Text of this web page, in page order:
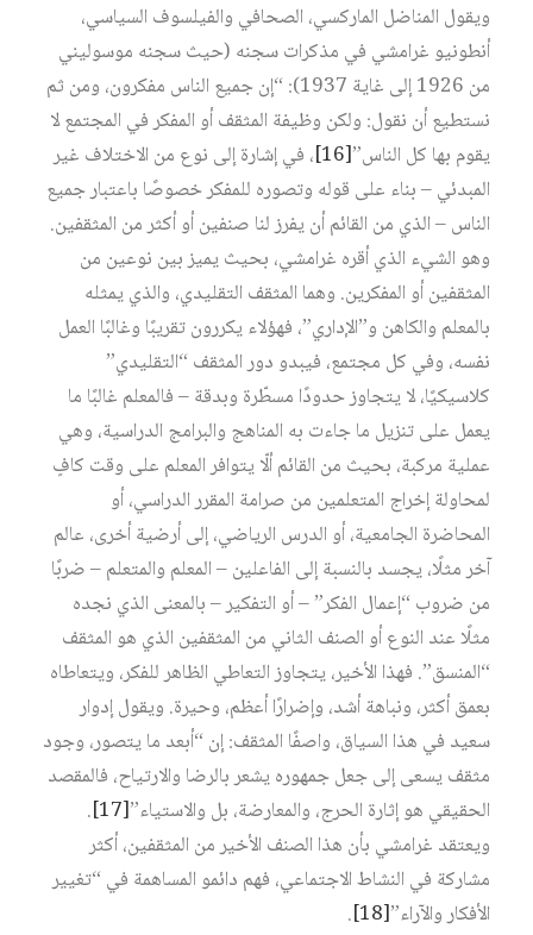
ويقول المناضل الماركسي، الصحافي والفيلسوف السياسي،
أنطونيو غرامشي في مذكرات سجنه (حيث سجنه موسوليني
من 1926 إلى غاية 1937): “إن جميع الناس مفكرون، ومن ثم
نستطيع أن نقول: ولكن وظيفة المثقف أو المفكر في المجتمع لا
يقوم بها كل الناس”[16]
، في إشارة إلى نوع من الاختلاف غير
المبدئي – بناء على قوله وتصوره للمفكر خصوصًا باعتبار جميع
الناس – الذي من القائم أن يفرز لنا صنفين أو أكثر من المثقفين.
وهو الشيء الذي أقره غرامشي، بحيث يميز بين نوعين من
المثقفين أو المفكرين. وهما المثقف التقليدي، والذي يمثله
بالمعلم والكاهن و”الإداري”، فهؤلاء يكررون تقريبًا وغالبًا العمل
نفسه، وفي كل مجتمع، فيبدو دور المثقف “التقليدي”
كلاسيكيًا، لا يتجاوز حدودًا مسطّرة وبدقة – فالمعلم غالبًا ما
يعمل على تنزيل ما جاءت به المناهج والبرامج الدراسية، وهي
عملية مركبة، بحيث من القائم ألّا يتوافر المعلم على وقت كافٍ
لمحاولة إخراج المتعلمين من صرامة المقرر الدراسي، أو
المحاضرة الجامعية، أو الدرس الرياضي، إلى أرضية أخرى، عالم
آخر مثلًا، يجسد بالنسبة إلى الفاعلين – المعلم والمتعلم – ضربًا
من ضروب “إعمال الفكر” – أو التفكير – بالمعنى الذي نجده
مثلًا عند النوع أو الصنف الثاني من المثقفين الذي هو المثقف
“المنسق”. فهذا الأخير، يتجاوز التعاطي الظاهر للفكر، ويتعاطاه
بعمق أكثر، ونباهة أشد، وإضرارًا أعظم، وحيرة. ويقول إدوار
سعيد في هذا السياق، واصفًا المثقف: إن “أبعد ما يتصور، وجود
مثقف يسعى إلى جعل جمهوره يشعر بالرضا والارتياح، فالمقصد
الحقيقي هو إثارة الحرج، والمعارضة، بل والاستياء”[17]
.
ويعتقد غرامشي بأن هذا الصنف الأخير من المثقفين، أكثر
مشاركة في النشاط الاجتماعي، فهم دائمو المساهمة في “تغيير
الأفكار والآراء”[18]
.